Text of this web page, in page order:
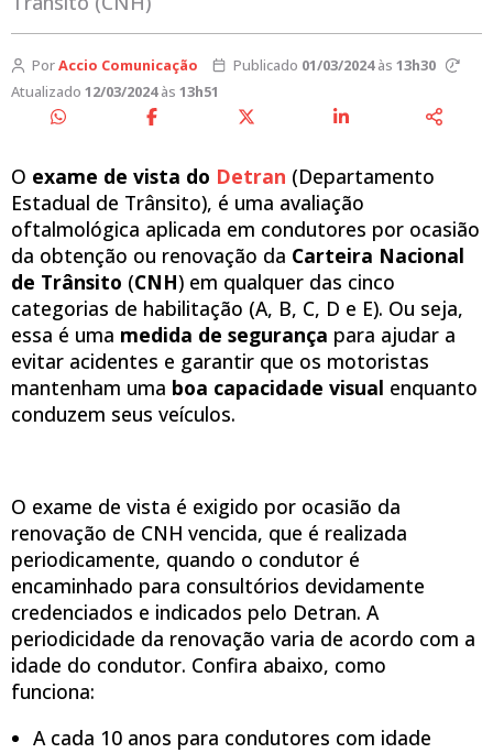
PorAccio Comunicação Publicado 01/03/2024às 13h30
Atualizado 12/03/2024às 13h51
O exame de vista do Detran (Departamento
Estadual de Trânsito), é uma avaliação
oftalmológica aplicada em condutores por ocasião
da obtenção ou renovação da Carteira Nacional
de Trânsito (CNH) em qualquer das cinco
categorias de habilitação (A, B, C, D e E). Ou seja,
essa é uma medida de segurança para ajudar a
evitar acidentes e garantir que os motoristas
mantenham uma boa capacidade visual enquanto
conduzem seus veículos.
O exame de vista é exigido por ocasião da
renovação de CNH vencida, que é realizada
periodicamente, quando o condutor é
encaminhado para consultórios devidamente
credenciados e indicados pelo Detran. A
periodicidade da renovação varia de acordo com a
idade do condutor. Confira abaixo, como
funciona:
A cada 10 anos para condutores com idade